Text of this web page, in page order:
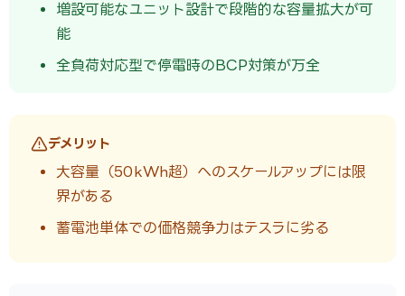
増設可能なユニット設計で段階的な容量拡大が可
能
全負荷対応型で停電時のBCP対策が万全
デメリット
大容量（50kWh超）へのスケールアップには限
界がある
蓄電池単体での価格競争力はテスラに劣る